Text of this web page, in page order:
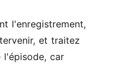
l'enregistrement,
et traitez
l'épisode, car